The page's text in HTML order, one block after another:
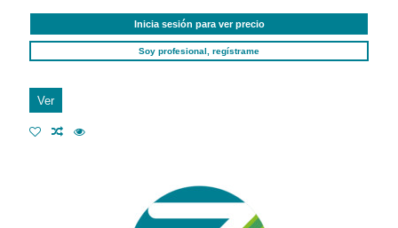
Inicia sesión para ver precio
Soy profesional, regístrame
Ver